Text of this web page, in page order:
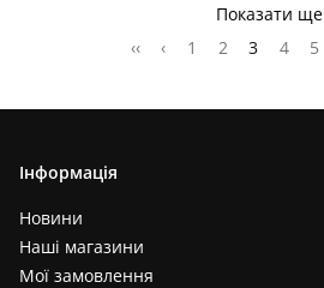
Показати ще
‹‹
‹ 1 2 3 4 5
Інформація
Новини
Наші магазини
Мої замовлення